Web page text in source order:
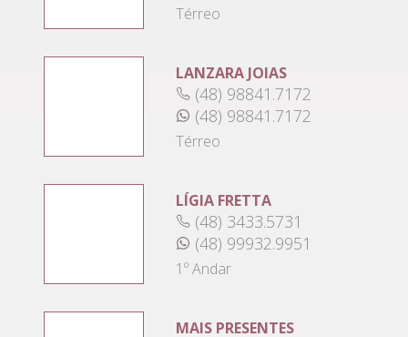
Térreo
LANZARA JOIAS
(48) 98841.7172
(48) 98841.7172
Térreo
LÍGIA FRETTA
(48) 3433.5731
(48) 99932.9951
1º Andar
MAIS PRESENTES